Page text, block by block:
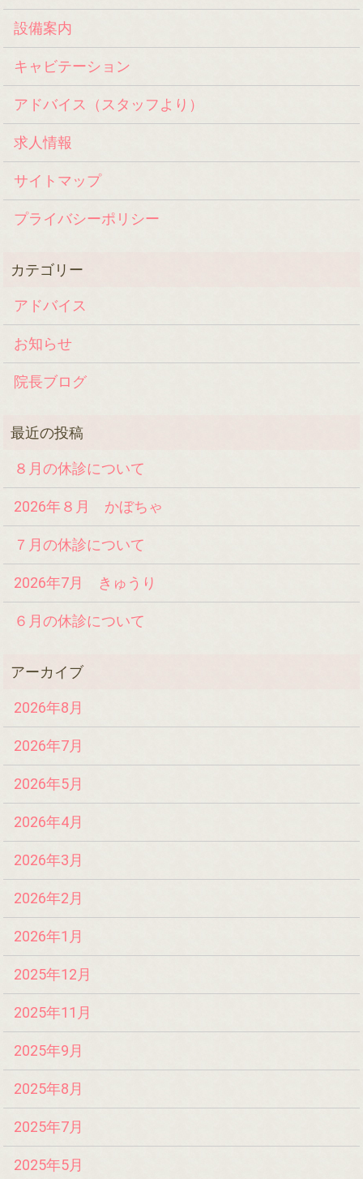
設備案内
キャビテーション
アドバイス（スタッフより）
求人情報
サイトマップ
プライバシーポリシー
アドバイス
お知らせ
院長ブログ
８月の休診について
2026年８月 かぼちゃ
７月の休診について
2026年7月 きゅうり
６月の休診について
2026年8月
2026年7月
2026年5月
2026年4月
2026年3月
2026年2月
2026年1月
2025年12月
2025年11月
2025年9月
2025年8月
2025年7月
2025年5月